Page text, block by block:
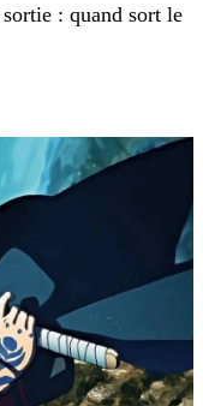
: quand sort le